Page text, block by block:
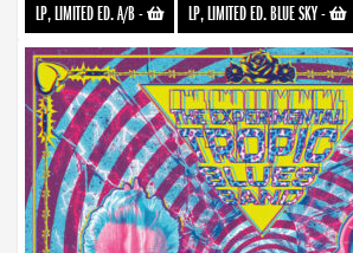
LP, LIMITED ED. A/B- LP, LIMITED ED. BLUE SKY-